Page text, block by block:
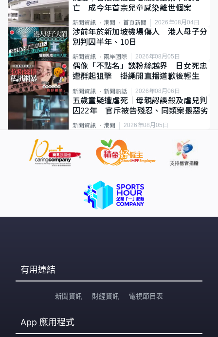
亡 成今年首宗兒童感染離世個案
新聞資訊 港聞 首頁新聞 2026年08月04日
涉前年於新加坡機場傷人 港人母子分
別判囚半年、10日
新聞資訊 兩岸國際 2026年08月05日
偶像「不點名」談粉絲越界 日女死忠
遭群起狙擊 掛繩開直播道歉後輕生
新聞資訊 新聞熱話 2026年08月06日
五歲童疑遭虐死｜母親認誤殺及虐兒判
囚22年 官斥被告殘忍、同類案最惡劣
新聞資訊 港聞 2026年08月05日
有用連結
新聞資訊 財經資訊 電視節目表
App 應用程式